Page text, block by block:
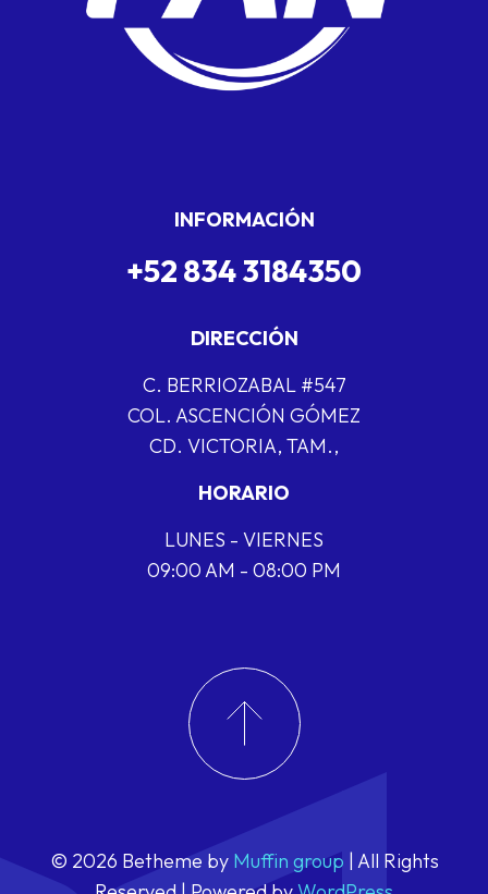
INFORMACIÓN
+52 834 3184350
DIRECCIÓN
C. BERRIOZABAL #547
COL. ASCENCIÓN GÓMEZ
CD. VICTORIA, TAM.,
HORARIO
LUNES - VIERNES
09:00 AM - 08:00 PM
© 2026 Betheme by Muffin group | All Rights